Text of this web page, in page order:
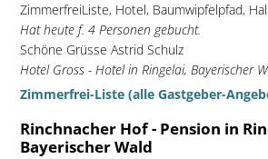
ZimmerfreiListe, Hotel, Baumwipfelpfad,
Hat heute f. 4 Personen gebucht.
Schöne Grüsse Astrid Schulz
Hotel Gross - Hotel in Ringelai, Bayerischer
Zimmerfrei-Liste (alle Gastgeber-
Rinchnacher Hof - Pension in
Bayerischer Wald